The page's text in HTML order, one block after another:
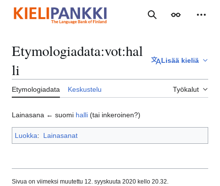
sisältöön
Haku Ulkoasu
Etymologiadata:vot:hal
li
Lisää kieliä
Etymologiadata Keskustelu Työkalut
Lainasana ← suomi halli (tai inkeroinen?)
Luokka: Lainasanat
Sivua on viimeksi muutettu 12. syyskuuta 2020 kello 20.32.